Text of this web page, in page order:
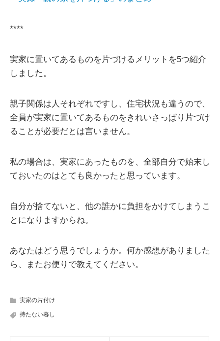
****
実家に置いてあるものを片づけるメリットを5つ紹介
しました。
親子関係は人それぞれですし、住宅状況も違うので、
全員が実家に置いてあるものをきれいさっぱり片づけ
ることが必要だとは言いません。
私の場合は、実家にあったものを、全部自分で始末し
ておいたのはとても良かったと思っています。
自分が捨てないと、他の誰かに負担をかけてしまうこ
とになりますからね。
あなたはどう思うでしょうか。何か感想がありました
ら、またお便りで教えてください。
実家の片付け
持たない暮し